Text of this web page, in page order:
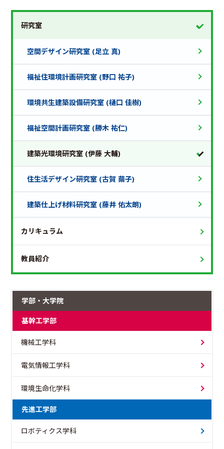
研究室
空間デザイン研究室 (足立 真)
福祉住環境計画研究室 (野口 祐子)
環境共生建築設備研究室 (樋口 佳樹)
福祉空間計画研究室 (勝木 祐仁)
建築光環境研究室 (伊藤 大輔)
住生活デザイン研究室 (古賀 繭子)
建築仕上げ材料研究室 (藤井 佑太朗)
カリキュラム
教員紹介
学部・大学院
基幹工学部
機械工学科
電気情報工学科
環境生命化学科
先進工学部
ロボティクス学科